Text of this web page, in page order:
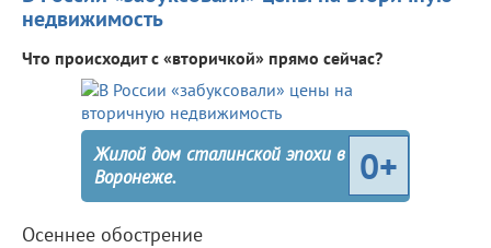
недвижимость
Что происходит с «вторичкой» прямо сейчас?
0+
Жилой дом сталинской эпохи в
Воронеже.
Осеннее обострение